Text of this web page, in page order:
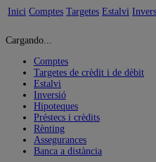
Inici Comptes Targetes Estalvi
Cargando...
Comptes
Targetes de crèdit i de dèbit
Estalvi
Inversió
Hipoteques
Préstecs i crèdits
Rènting
Assegurances
Banca a distància